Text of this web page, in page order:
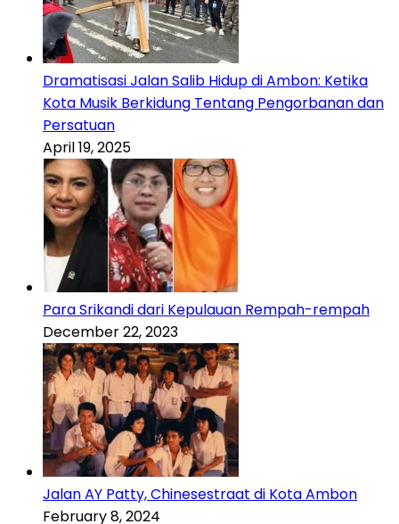
Dramatisasi Jalan Salib Hidup di Ambon: Ketika
Kota Musik Berkidung Tentang Pengorbanan dan
Persatuan
April 19, 2025
Para Srikandi dari Kepulauan Rempah-rempah
December 22, 2023
Jalan AY Patty, Chinesestraat di Kota Ambon
February 8, 2024